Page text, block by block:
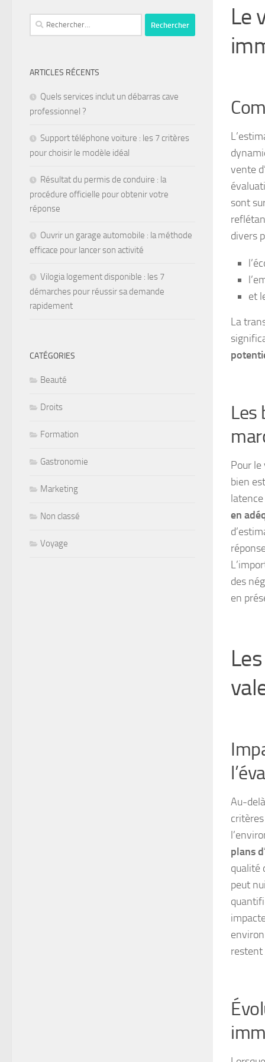
Le
vente
sont
divers
et
La
Les
Pour le
bien
en
des
en
Au-
plans
qualité
peut
restent
ARTICLES RÉCENTS
Quels services inclut un débarras cave
professionnel ?
Support téléphone voiture : les 7 critères
pour choisir le modèle idéal
Résultat du permis de conduire : la
procédure officielle pour obtenir votre
réponse
Ouvrir un garage automobile : la méthode
efficace pour lancer son activité
Vilogia logement disponible : les 7
démarches pour réussir sa demande
rapidement
CATÉGORIES
Beauté
Droits
Formation
Gastronomie
Marketing
Non classé
Voyage